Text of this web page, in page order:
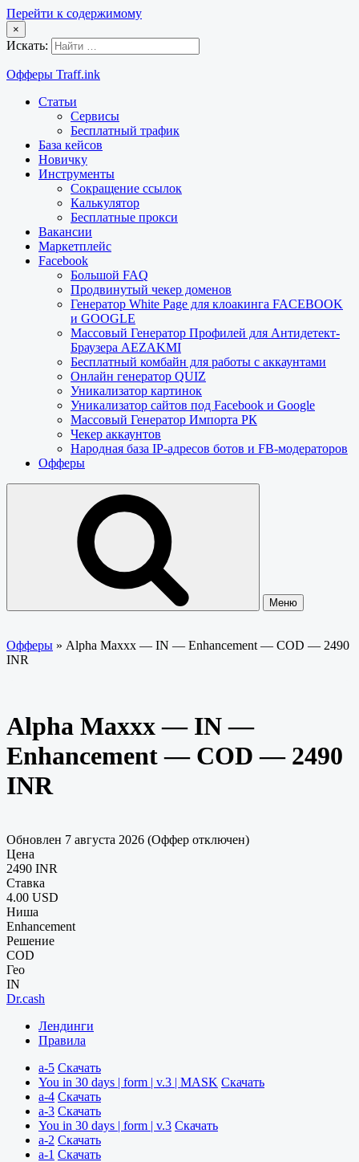
Перейти к содержимому
×
Искать:
Офферы Traff.ink
Статьи
Сервисы
Бесплатный трафик
База кейсов
Новичку
Инструменты
Сокращение ссылок
Калькулятор
Бесплатные прокси
Вакансии
Маркетплейс
Facebook
Большой FAQ
Продвинутый чекер доменов
Генератор White Page для клоакинга FACEBOOK
и GOOGLE
Массовый Генератор Профилей для Антидетект-
Браузера AEZAKMI
Бесплатный комбайн для работы с аккаунтами
Онлайн генератор QUIZ
Уникализатор картинок
Уникализатор сайтов под Facebook и Google
Массовый Генератор Импорта РК
Чекер аккаунтов
Народная база IP-адресов ботов и FB-модераторов
Офферы
Меню
Офферы » Alpha Maxxx — IN — Enhancement — COD — 2490
INR
Alpha Maxxx — IN —
Enhancement — COD — 2490
INR
Обновлен 7 августа 2026 (Оффер отключен)
Цена
2490 INR
Ставка
4.00 USD
Ниша
Enhancement
Решение
COD
Гео
IN
Dr.cash
Лендинги
Правила
a-5 Скачать
You in 30 days | form | v.3 | MASK Скачать
a-4 Скачать
a-3 Скачать
You in 30 days | form | v.3 Скачать
a-2 Скачать
a-1 Скачать